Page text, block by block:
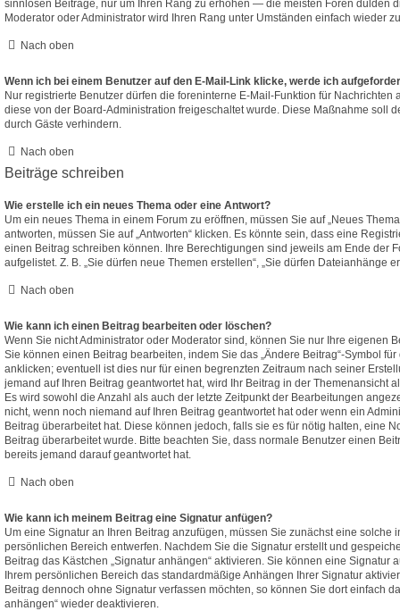
sinnlosen Beiträge, nur um Ihren Rang zu erhöhen — die meisten Foren dulden
Moderator oder Administrator wird Ihren Rang unter Umständen einfach wieder
Nach oben
Wenn ich bei einem Benutzer auf den E-Mail-Link klicke, werde ich
Nur registrierte Benutzer dürfen die foreninterne E-Mail-Funktion für Nachrichten
diese von der Board-Administration freigeschaltet wurde. Diese Maßnahme soll
durch Gäste verhindern.
Nach oben
Beiträge schreiben
Wie erstelle ich ein neues Thema oder eine Antwort?
Um ein neues Thema in einem Forum zu eröffnen, müssen Sie auf „Neues
antworten, müssen Sie auf „Antworten“ klicken. Es könnte sein, dass eine
einen Beitrag schreiben können. Ihre Berechtigungen sind jeweils am Ende der
aufgelistet. Z. B. „Sie dürfen neue Themen erstellen“, „Sie dürfen Dateianhänge
Nach oben
Wie kann ich einen Beitrag bearbeiten oder löschen?
Wenn Sie nicht Administrator oder Moderator sind, können Sie nur Ihre eigenen
Sie können einen Beitrag bearbeiten, indem Sie das „Ändere Beitrag“-Symbol
anklicken; eventuell ist dies nur für einen begrenzten Zeitraum nach seiner
jemand auf Ihren Beitrag geantwortet hat, wird Ihr Beitrag in der Themenansicht
Es wird sowohl die Anzahl als auch der letzte Zeitpunkt der Bearbeitungen
nicht, wenn noch niemand auf Ihren Beitrag geantwortet hat oder wenn ein
Beitrag überarbeitet hat. Diese können jedoch, falls sie es für nötig halten, eine
Beitrag überarbeitet wurde. Bitte beachten Sie, dass normale Benutzer einen
bereits jemand darauf geantwortet hat.
Nach oben
Wie kann ich meinem Beitrag eine Signatur anfügen?
Um eine Signatur an Ihren Beitrag anzufügen, müssen Sie zunächst eine solche
persönlichen Bereich entwerfen. Nachdem Sie die Signatur erstellt und
Beitrag das Kästchen „Signatur anhängen“ aktivieren. Sie können eine Signatur
Ihrem persönlichen Bereich das standardmäßige Anhängen Ihrer Signatur
Beitrag dennoch ohne Signatur verfassen möchten, so können Sie dort einfach
anhängen“ wieder deaktivieren.